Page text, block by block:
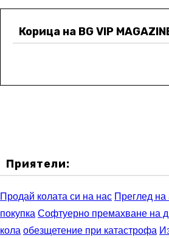
Корица на BG VIP
Приятели:
Продай колата си на нас Преглед
покупкаСофтуерно премахване на
колаобезщетение при катастрофа